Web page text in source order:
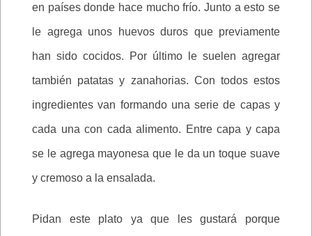
en países donde hace mucho frío. Junto a esto se
le agrega unos huevos duros que previamente
han sido cocidos. Por último le suelen agregar
también patatas y zanahorias. Con todos estos
ingredientes van formando una serie de capas y
cada una con cada alimento. Entre capa y capa
se le agrega mayonesa que le da un toque suave
y cremoso a la ensalada.
Pidan este plato ya que les gustará porque